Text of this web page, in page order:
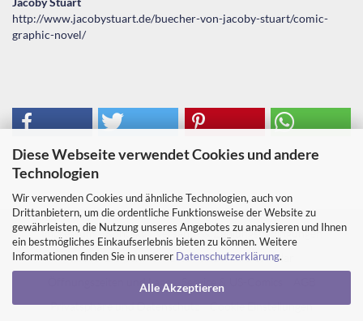
Diese Webseite verwendet Cookies und andere
Technologien
Wir verwenden Cookies und ähnliche Technologien, auch von
Drittanbietern, um die ordentliche Funktionsweise der Website zu
gewährleisten, die Nutzung unseres Angebotes zu analysieren und Ihnen
ein bestmögliches Einkaufserlebnis bieten zu können. Weitere
Informationen finden Sie in unserer Datenschutzerklärung.
Alle Akzeptieren
http://www.jacobystuart.de/buecher-von-jacoby-stuart/comic-
graphic-novel/
Impressum Kontakt
Versand- & Zahlungsbedingungen
Widerrufsrecht & Muster-Widerrufsformular
Öffnungszeiten und Lage
Service & US-Comics
Privatsphäre und Datenschutz
Cookie Einstellungen